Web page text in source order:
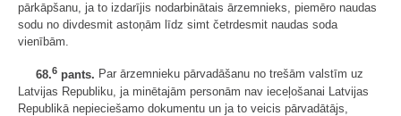
pārkāpšanu, ja to izdarījis nodarbinātais ārzemnieks, piemēro naudas
sodu no divdesmit astoņām līdz simt četrdesmit naudas soda
vienībām.
68.6 pants. Par ārzemnieku pārvadāšanu no trešām valstīm uz
Latvijas Republiku, ja minētajām personām nav ieceļošanai Latvijas
Republikā nepieciešamo dokumentu un ja to veicis pārvadātājs,